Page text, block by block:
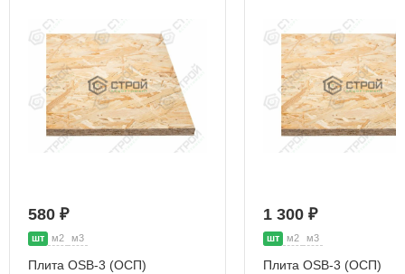
580 ₽
шт м2 м3
Плита OSB-3 (ОСП)
1 300 ₽
шт м2 м3
Плита OSB-3 (ОСП)